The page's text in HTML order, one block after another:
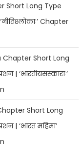
Short Long Type
Chapter
Chapter Short Long
| ‘भारतीयसंस्काराः’
Short Long
| ‘भारत महिमा’